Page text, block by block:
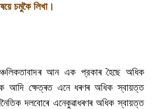
চমুকৈ লিখা।
আন এক প্রকাৰ হৈছে অধিক
আদি ক্ষেত্ৰত এনে ধৰণৰ অধিক স্বায়ত্ত
দলবোৰে এনেকুৱাধৰণৰ অধিক স্বায়ত্ত